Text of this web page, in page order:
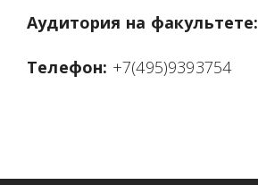
Аудитория на факультете:
Телефон: +7(495)9393754